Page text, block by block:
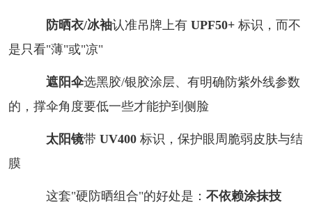
防晒衣/冰袖认准吊牌上有 UPF50+标识，而不
是只看"薄"或"凉"
遮阳伞选黑胶/银胶涂层、有明确防紫外线参数
的，撑伞角度要低一些才能护到侧脸
太阳镜带 UV400标识，保护眼周脆弱皮肤与结
膜
这套"硬防晒组合"的好处是： 不依赖涂抹技